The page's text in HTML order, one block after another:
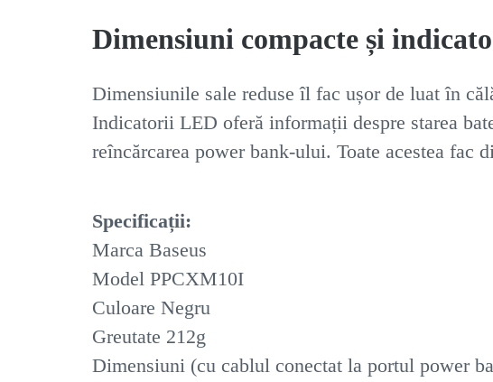
Dimensiuni compacte și
Dimensiunile sale reduse îl fac ușor de luat în
Indicatorii LED oferă informații despre starea
reîncărcarea power bank-ului. Toate acestea
Specificații:
Marca Baseus
Model PPCXM10I
Culoare Negru
Greutate 212g
Dimensiuni (cu cablul conectat la portul power